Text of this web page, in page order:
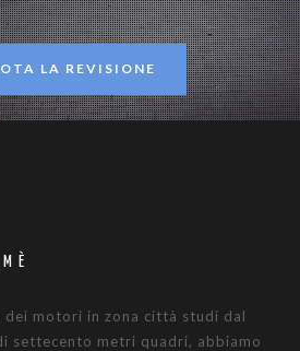
LA REVISIONE
dei motori in zona città studi dal
settecento metri quadri, abbiamo